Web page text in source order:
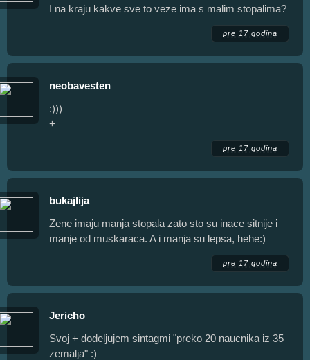
I na kraju kakve sve to veze ima s malim stopalima?
pre 17 godina
neobavesten
:)))
+
pre 17 godina
bukajlija
Zene imaju manja stopala zato sto su inace sitnije i
manje od muskaraca. A i manja su lepsa, hehe:)
pre 17 godina
Jericho
Svoj + dodeljujem sintagmi "preko 20 naucnika iz 35
zemalja" :)